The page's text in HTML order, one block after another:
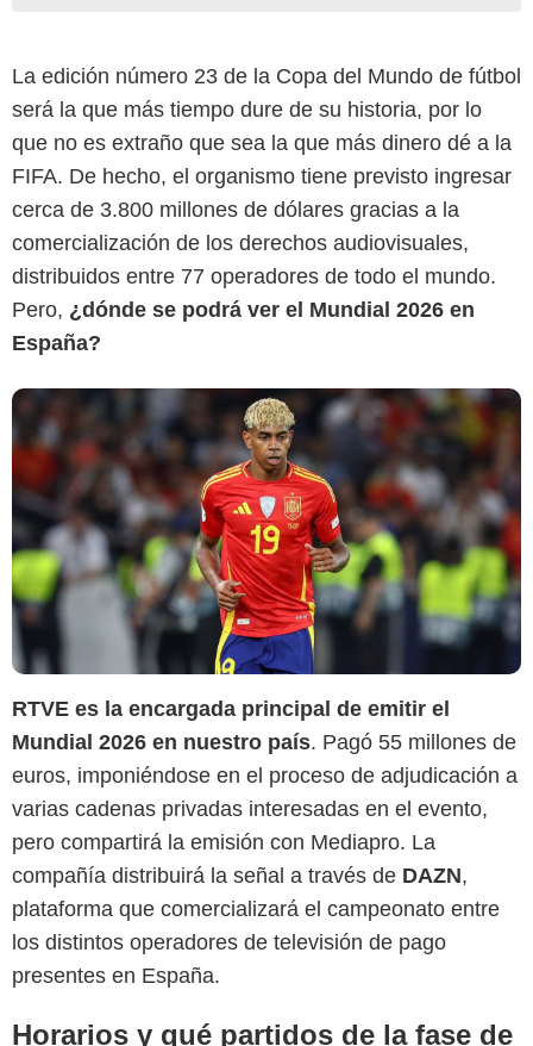
La edición número 23 de la Copa del Mundo de fútbol
será la que más tiempo dure de su historia, por lo
que no es extraño que sea la que más dinero dé a la
FIFA. De hecho, el organismo tiene previsto ingresar
cerca de 3.800 millones de dólares gracias a la
comercialización de los derechos audiovisuales,
distribuidos entre 77 operadores de todo el mundo.
Pero, ¿dónde se podrá ver el Mundial 2026 en
España?
RTVE
RTVE es la encargada principal de emitir el
Mundial 2026 en nuestro país. Pagó 55 millones de
euros, imponiéndose en el proceso de adjudicación a
varias cadenas privadas interesadas en el evento,
pero compartirá la emisión con Mediapro. La
compañía distribuirá la señal a través de DAZN,
plataforma que comercializará el campeonato entre
los distintos operadores de televisión de pago
presentes en España.
Horarios y qué partidos de la fase de